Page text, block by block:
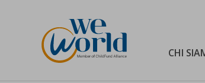
WeWorld Onlus CHI